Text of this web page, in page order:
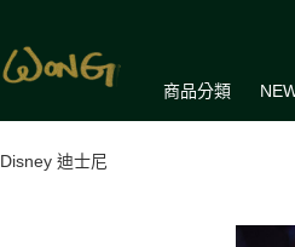
商品分類
Disney 迪士尼